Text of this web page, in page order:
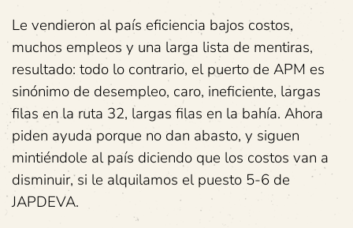
Le vendieron al país eficiencia bajos costos,
muchos empleos y una larga lista de mentiras,
resultado: todo lo contrario, el puerto de APM es
sinónimo de desempleo, caro, ineficiente, largas
filas en la ruta 32, largas filas en la bahía. Ahora
piden ayuda porque no dan abasto, y siguen
mintiéndole al país diciendo que los costos van a
disminuir, si le alquilamos el puesto 5-6 de
JAPDEVA.